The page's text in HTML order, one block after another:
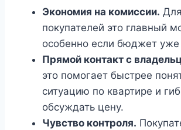
Экономия на комиссии.
покупателей это главный
особенно если бюджет
Прямой контакт с
это помогает быстрее
ситуацию по квартире и
обсуждать цену.
Чувство контроля.